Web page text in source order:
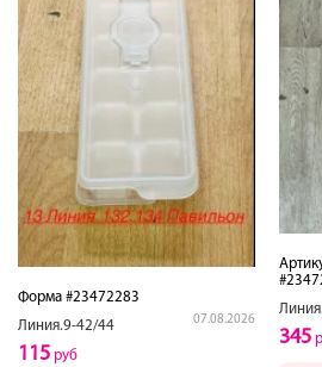
Форма #23472283
Линия.9-42/44
07.08.2026
115 руб
345